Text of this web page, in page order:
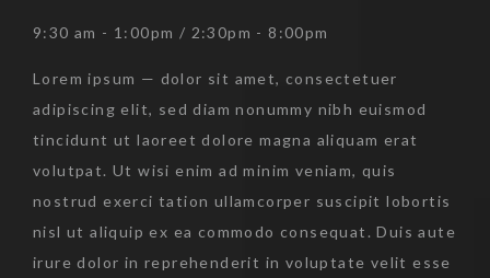
9:30 am - 1:00pm / 2:30pm - 8:00pm
Lorem ipsum — dolor sit amet, consectetuer
adipiscing elit, sed diam nonummy nibh euismod
tincidunt ut laoreet dolore magna aliquam erat
volutpat. Ut wisi enim ad minim veniam, quis
nostrud exerci tation ullamcorper suscipit lobortis
nisl ut aliquip ex ea commodo consequat. Duis aute
irure dolor in reprehenderit in voluptate velit esse